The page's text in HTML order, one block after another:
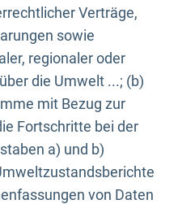
Verträge,
sowie
regionaler oder
die Umwelt ...; (b)
mit Bezug zur
Fortschritte bei der
a) und b)
von Daten